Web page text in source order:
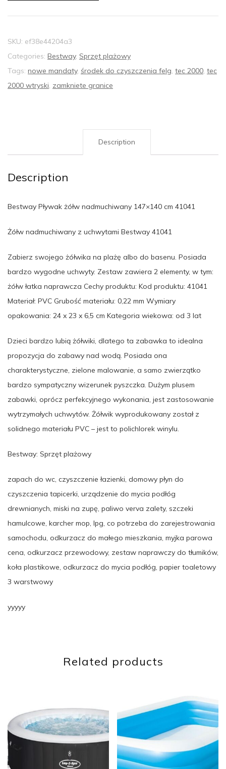
SKU: ef38e44204a3
Categories: Bestway, Sprzęt plażowy
Tags: nowe mandaty, środek do czyszczenia felg, tec 2000, tec
2000 wtryski, zamkniete granice
Description
Description
Bestway Pływak żółw nadmuchiwany 147×140 cm 41041
Żółw nadmuchiwany z uchwytami Bestway 41041
Zabierz swojego żółwika na plażę albo do basenu. Posiada
bardzo wygodne uchwyty. Zestaw zawiera 2 elementy, w tym:
żółw łatka naprawcza Cechy produktu: Kod produktu: 41041
Materiał: PVC Grubość materiału: 0,22 mm Wymiary
opakowania: 24 x 23 x 6,5 cm Kategoria wiekowa: od 3 lat
Dzieci bardzo lubią żółwiki, dlatego ta zabawka to idealna
propozycja do zabawy nad wodą. Posiada ona
charakterystyczne, zielone malowanie, a samo zwierzątko
bardzo sympatyczny wizerunek pyszczka. Dużym plusem
zabawki, oprócz perfekcyjnego wykonania, jest zastosowanie
wytrzymałych uchwytów. Żółwik wyprodukowany został z
solidnego materiału PVC – jest to polichlorek winylu.
Bestway: Sprzęt plażowy
zapach do wc, czyszczenie łazienki, domowy płyn do
czyszczenia tapicerki, urządzenie do mycia podłóg
drewnianych, miski na zupę, paliwo verva zalety, szczeki
hamulcowe, karcher mop, lpg, co potrzeba do zarejestrowania
samochodu, odkurzacz do małego mieszkania, myjka parowa
cena, odkurzacz przewodowy, zestaw naprawczy do tłumików,
koła plastikowe, odkurzacz do mycia podłóg, papier toaletowy
3 warstwowy
yyyyy
Related products